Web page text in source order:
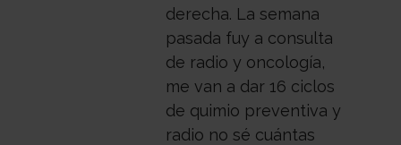
derecha. La semana
pasada fuy a consulta
de radio y oncología,
me van a dar 16 ciclos
de quimio preventiva y
radio no sé cuántas